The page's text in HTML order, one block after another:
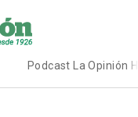
Podcast La Opinión